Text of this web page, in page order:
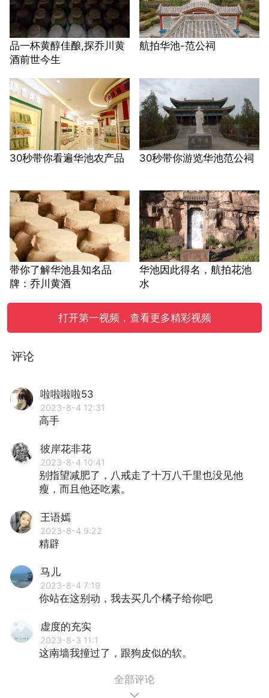
品一杯黄醇佳酿,探乔川黄
酒前世今生
航拍华池-范公祠
30秒带你看遍华池农产品 30秒带你游览华池范公祠
带你了解华池县知名品
牌：乔川黄酒
华池因此得名，航拍花池
水
打开第一视频，查看更多精彩视频
评论
啦啦啦啦53
2023-8-4 12:31
高手
彼岸花非花
2023-8-4 10:41
别指望减肥了，⼋戒⾛了⼗万⼋千⾥也没见他
瘦，⽽且他还吃素。
王语嫣
2023-8-4 9:22
精辟
马儿
2023-8-4 7:19
你站在这别动，我去买几个橘子给你吧
虚度的充实
2023-8-3 11:1
这南墙我撞过了，跟狗皮似的软。
全部评论